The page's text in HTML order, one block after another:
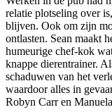
relatie plotseling over
blijven. Ook om zijn
ontlasten. Sean maakt
humeurige chef-kok
knappe dierentrainer.
schaduwen van het
waardoor alles in
Robyn Carr en